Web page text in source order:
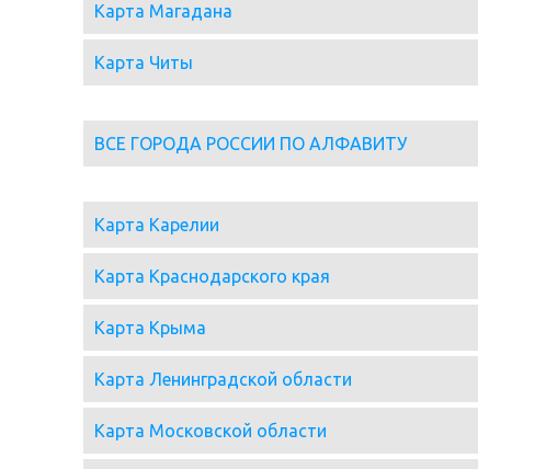
Карта Магадана
Карта Читы
ВСЕ ГОРОДА РОССИИ ПО АЛФАВИТУ
Карта Карелии
Карта Краснодарского края
Карта Крыма
Карта Ленинградской области
Карта Московской области